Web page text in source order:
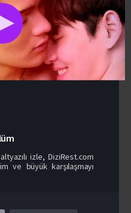
izle, DiziRest.com
ve büyük karşılaşmayı